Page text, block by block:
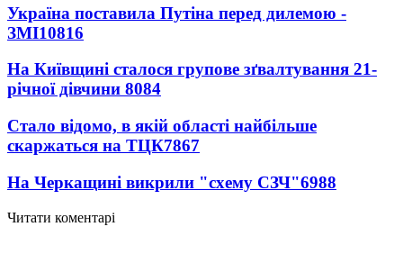
Україна поставила Путіна перед дилемою -
ЗМІ10816
На Київщині сталося групове зґвалтування 21-
річної дівчини 8084
Стало відомо, в якій області найбільше
скаржаться на ТЦК7867
На Черкащині викрили "схему СЗЧ"6988
Читати коментарі